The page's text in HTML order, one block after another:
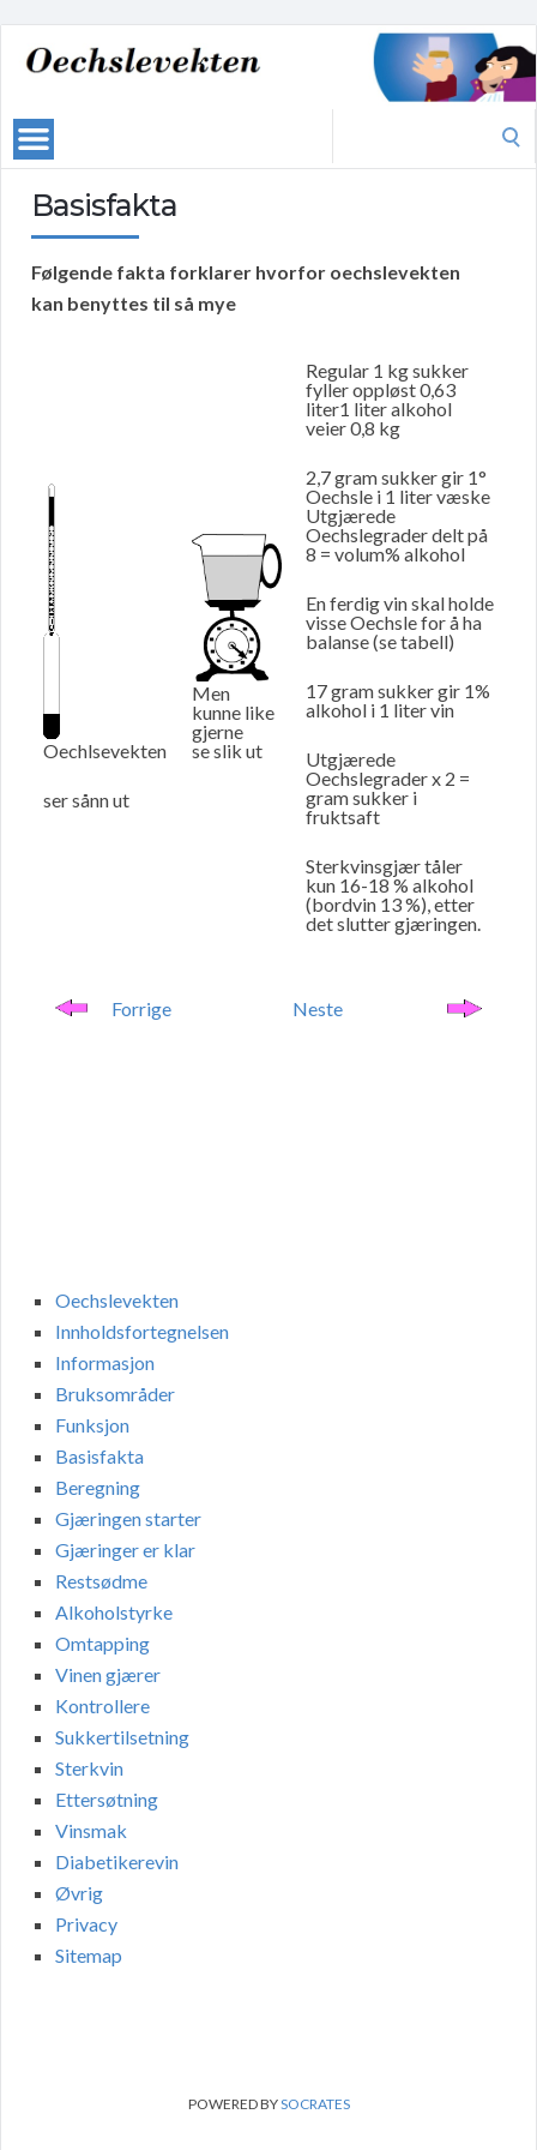
Basisfakta
Følgende fakta forklarer hvorfor oechslevekten
kan benyttes til så mye
Oechlsevekten
ser sånn ut
Men
kunne like
gjerne
se slik ut
Regular 1 kg sukker
fyller oppløst 0,63
liter1 liter alkohol
veier 0,8 kg
2,7 gram sukker gir 1°
Oechsle i 1 liter væske
Utgjærede
Oechslegrader delt på
8 = volum% alkohol
En ferdig vin skal holde
visse Oechsle for å ha
balanse (se tabell)
17 gram sukker gir 1%
alkohol i 1 liter vin
Utgjærede
Oechslegrader x 2 =
gram sukker i
fruktsaft
Sterkvinsgjær tåler
kun 16-18 % alkohol
(bordvin 13 %), etter
det slutter gjæringen.
Forrige Neste
Oechslevekten
Innholdsfortegnelsen
Informasjon
Bruksområder
Funksjon
Basisfakta
Beregning
Gjæringen starter
Gjæringer er klar
Restsødme
Alkoholstyrke
Omtapping
Vinen gjærer
Kontrollere
Sukkertilsetning
Sterkvin
Ettersøtning
Vinsmak
Diabetikerevin
Øvrig
Privacy
Sitemap
POWERED BYSOCRATES